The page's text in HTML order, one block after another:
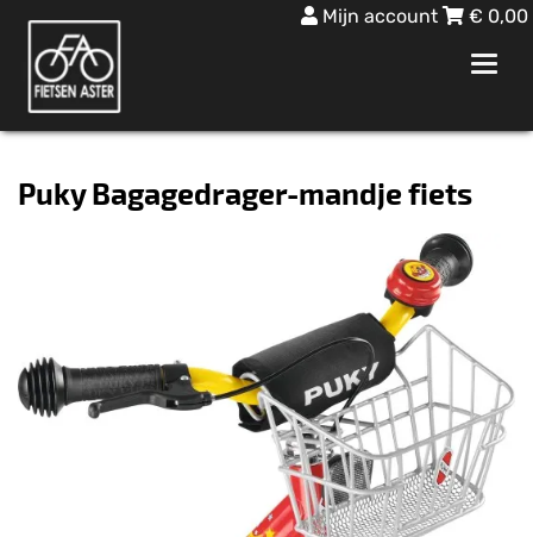
Mijn account € 0,00
Puky Bagagedrager-mandje fiets